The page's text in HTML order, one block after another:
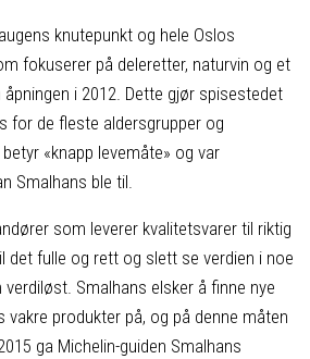
knutepunkt og hele Oslos
fokuserer på deleretter, naturvin og et
i 2012. Dette gjør spisestedet
for de fleste aldersgrupper og
«knapp levemåte» og var
Smalhans ble til.
som leverer kvalitetsvarer til riktig
det fulle og rett og slett se verdien i noe
Smalhans elsker å finne nye
vakre produkter på, og på denne måten
ga Michelin-guiden Smalhans